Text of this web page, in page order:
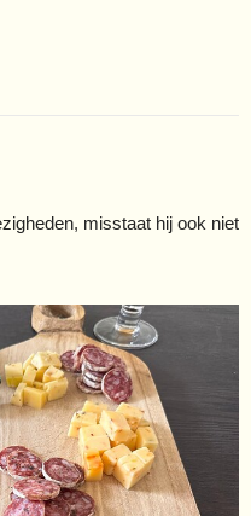
misstaat hij ook niet